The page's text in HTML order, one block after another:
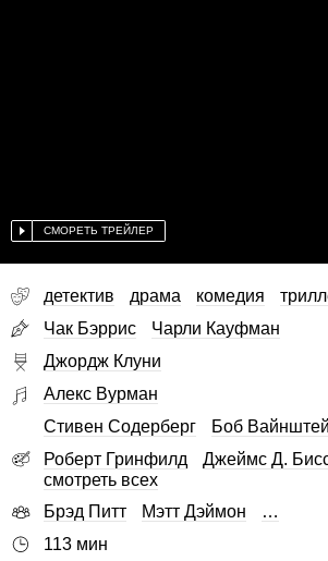
СМОРЕТЬ ТРЕЙЛЕР
детектив драма комедия
Чак Бэррис
Чарли Кауфман
Джордж Клуни
Алекс Вурман
Стивен Содерберг
Боб
Роберт Гринфилд
Джеймс Д.
смотреть всех
Брэд Питт
Мэтт Дэймон
…
113 мин